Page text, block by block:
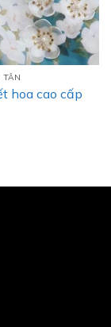
TÂN
hoa cao cấp